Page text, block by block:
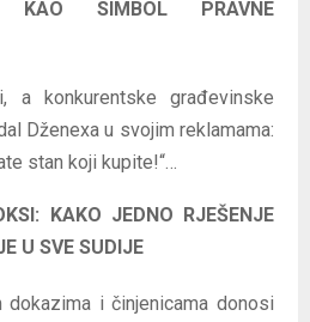
KAO SIMBOL PRAVNE
a konkurentske građevinske
Dženexa u svojim reklamama:
stan koji kupite!“…
KAKO JEDNO RJEŠENJE
U SVE SUDIJE
i činjenicama donosi